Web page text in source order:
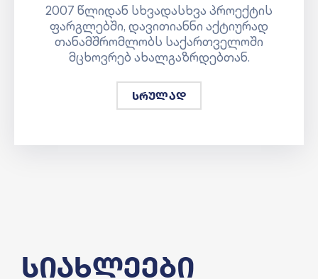
2007 წლიდან სხვადასხვა პროექტის
ფარგლებში, დავითიანნი აქტიურად
თანამშრომლობს საქართველოში
მცხოვრებ ახალგაზრდებთან.
სრულად
სიახლეები